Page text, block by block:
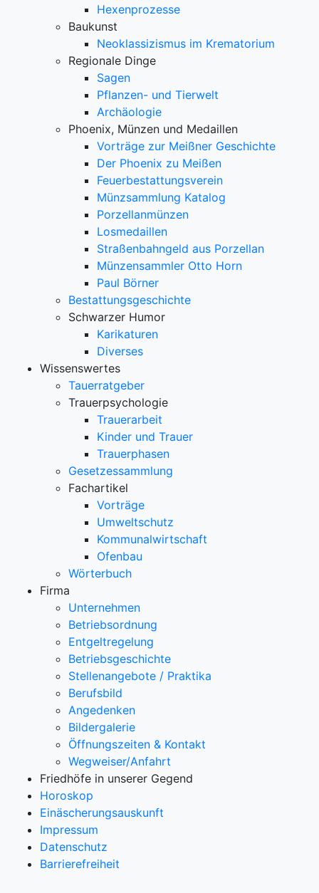
Hexenprozesse
Baukunst
Neoklassizismus im Krematorium
Regionale Dinge
Sagen
Pflanzen- und Tierwelt
Archäologie
Phoenix, Münzen und Medaillen
Vorträge zur Meißner Geschichte
Der Phoenix zu Meißen
Feuerbestattungsverein
Münzsammlung Katalog
Porzellanmünzen
Losmedaillen
Straßenbahngeld aus Porzellan
Münzensammler Otto Horn
Paul Börner
Bestattungsgeschichte
Schwarzer Humor
Karikaturen
Diverses
Wissenswertes
Tauerratgeber
Trauerpsychologie
Trauerarbeit
Kinder und Trauer
Trauerphasen
Gesetzessammlung
Fachartikel
Vorträge
Umweltschutz
Kommunalwirtschaft
Ofenbau
Wörterbuch
Firma
Unternehmen
Betriebsordnung
Entgeltregelung
Betriebsgeschichte
Stellenangebote / Praktika
Berufsbild
Angedenken
Bildergalerie
Öffnungszeiten & Kontakt
Wegweiser/Anfahrt
Friedhöfe in unserer Gegend
Horoskop
Einäscherungsauskunft
Impressum
Datenschutz
Barrierefreiheit